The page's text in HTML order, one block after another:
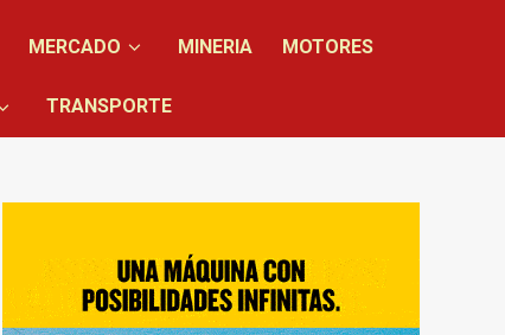
MERCADO MINERIA MOTORES
TRANSPORTE